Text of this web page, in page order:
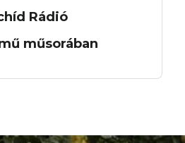
Rádió
műsorában